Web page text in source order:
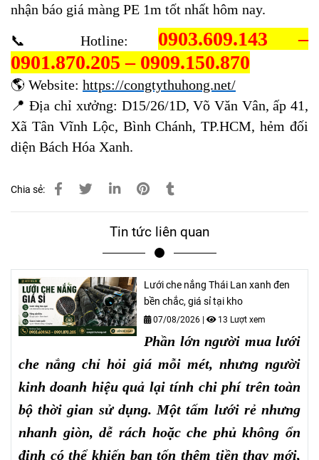
nhận báo giá màng PE 1m tốt nhất hôm nay.
📞 Hotline: 0903.609.143 –
0901.870.205 – 0909.150.870
🌎 Website: https://congtythuhong.net/
📍 Địa chỉ xưởng: D15/26/1D, Võ Văn Vân, ấp 41,
Xã Tân Vĩnh Lộc, Bình Chánh, TP.HCM, hẻm đối
diện Bách Hóa Xanh.
Chia sẻ:
Tin tức liên quan
Lưới che nắng Thái Lan xanh đen
bền chắc, giá sỉ tại kho
07/08/2026 | 13 Lượt xem
Phần lớn người mua lưới
che nắng chỉ hỏi giá mỗi mét, nhưng người
kinh doanh hiệu quả lại tính chi phí trên toàn
bộ thời gian sử dụng. Một tấm lưới rẻ nhưng
nhanh giòn, dễ rách hoặc che phủ không ổn
định có thể khiến bạn tốn thêm tiền thay mới,